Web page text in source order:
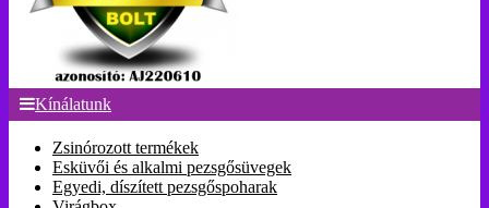
Kínálatunk
Zsinórozott termékek
Esküvői és alkalmi pezsgősüvegek
Egyedi, díszített pezsgőspoharak